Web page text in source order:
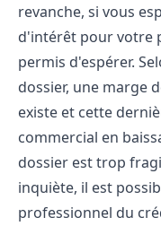
revanche, si vous
d'intérêt pour votre
permis d'espérer.
dossier, une marge
existe et cette
commercial en
dossier est trop
inquiète, il est
professionnel du